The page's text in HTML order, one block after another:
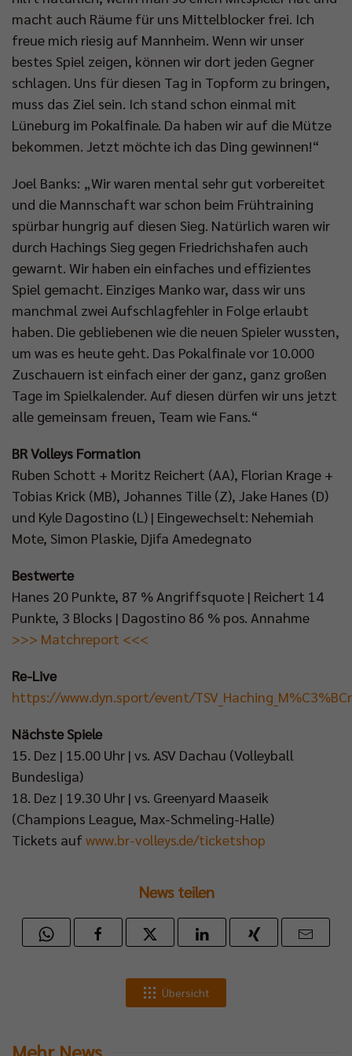
macht auch Räume für uns Mittelblocker frei. Ich
freue mich riesig auf Mannheim. Wenn wir unser
bestes Spiel zeigen, können wir dort jeden Gegner
schlagen. Uns für diesen Tag in Topform zu bringen,
muss das Ziel sein. Ich stand schon einmal mit
Lüneburg im Pokalfinale. Da haben wir auf die Mütze
bekommen. Jetzt möchte ich das Ding gewinnen!“
Joel Banks: „Wir waren mental sehr gut vorbereitet
und die Mannschaft war schon beim Frühtraining
spürbar hungrig auf diesen Sieg. Natürlich waren wir
durch Hachings Sieg gegen Friedrichshafen auch
gewarnt. Wir haben ein einfaches und effizientes
Spiel gemacht. Einziges Manko war, dass wir uns
manchmal zwei Aufschlagfehler in Folge erlaubt
haben. Die gebliebenen wie die neuen Spieler wussten,
um was es heute geht. Das Pokalfinale vor 10.000
Zuschauern ist einfach einer der ganz, ganz großen
Tage im Spielkalender. Auf diesen dürfen wir uns jetzt
alle gemeinsam freuen, Team wie Fans.“
BR Volleys Formation
Ruben Schott + Moritz Reichert (AA), Florian Krage +
Tobias Krick (MB), Johannes Tille (Z), Jake Hanes (D)
und Kyle Dagostino (L) | Eingewechselt: Nehemiah
Mote, Simon Plaskie, Djifa Amedegnato
Bestwerte
Hanes 20 Punkte, 87 % Angriffsquote | Reichert 14
Punkte, 3 Blocks | Dagostino 86 % pos. Annahme
>>> Matchreport <<<
Re-Live
https://www.dyn.sport/event/
Nächste Spiele
15. Dez | 15.00 Uhr | vs. ASV Dachau (Volleyball
Bundesliga)
18. Dez | 19.30 Uhr | vs. Greenyard Maaseik
(Champions League, Max-Schmeling-Halle)
Tickets auf www.br-volleys.de/ticketshop
News teilen
Übersicht